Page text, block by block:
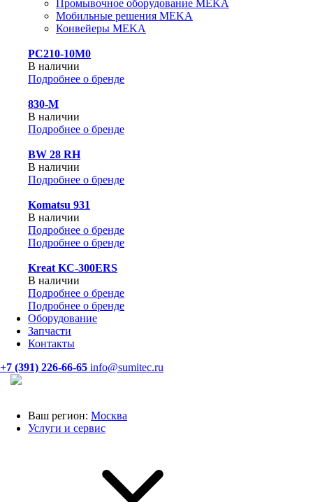
Промывочное оборудование MEKA
Мобильные решения MEKA
Конвейеры MEKA
PC210-10M0
В наличии
Подробнее о бренде
830-М
В наличии
Подробнее о бренде
BW 28 RH
В наличии
Подробнее о бренде
Komatsu 931
В наличии
Подробнее о бренде
Подробнее о бренде
Kreat KC-300ERS
В наличии
Подробнее о бренде
Подробнее о бренде
Оборудование
Запчасти
Контакты
+7 (391) 226-66-65 info@sumitec.ru
Ваш регион: Москва
Услуги и сервис